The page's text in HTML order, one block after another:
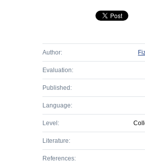
Author:
Evaluation:
Published:
Language:
Level:
Literature:
References: